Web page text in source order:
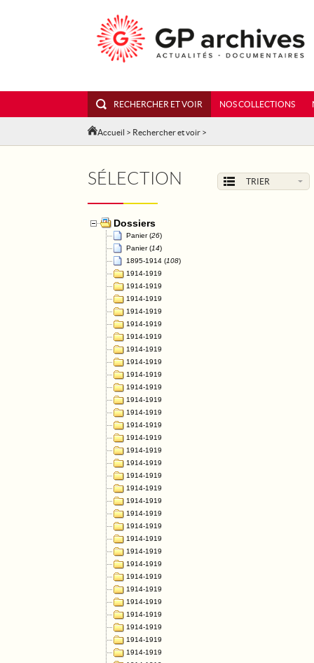
RECHERCHER ET VOIR NOS COLLECTIONS
Accueil > Rechercher et voir >
SÉLECTION TRIER